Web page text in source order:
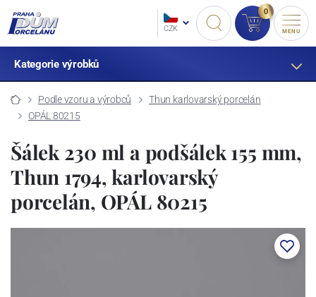
CZK
0
MENU
Kategorie výrobků
Podle vzoru a výrobců
Thun karlovarský porcelán
OPÁL 80215
Šálek 230 ml a podšálek 155 mm,
Thun 1794, karlovarský
porcelán, OPÁL 80215